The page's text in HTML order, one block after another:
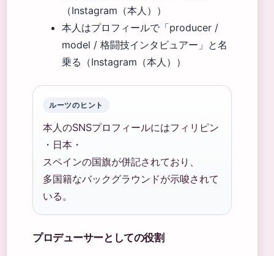
（Instagram（本人））
本人はプロフィールで「producer /
model / 格闘技インタビュアー」と名
乗る（Instagram（本人））
ルーツのヒント
本人のSNSプロフィールにはフィリピン
・日本・
スペインの国旗が併記されており、
多国籍なバックグラウンドが示唆されて
いる。
プロデューサーとしての役割